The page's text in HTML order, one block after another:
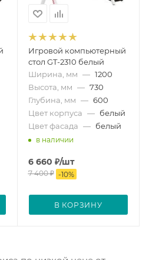
Игровой компьютерный
стол GT-2310 белый
Ширина, мм — 1200
Высота, мм — 730
Глубина, мм — 600
Цвет корпуса — белый
Цвет фасада — белый
в наличии
6 660 ₽/шт
7 400₽ -10%
В КОРЗИНУ